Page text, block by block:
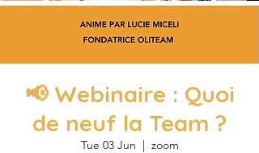
📢 Webinaire : Quoi
de neuf la Team ?
Tue 03 Jun
  |
zoom